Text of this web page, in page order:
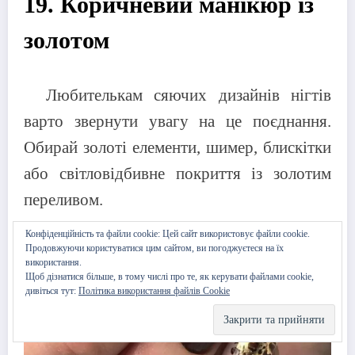
золотом
Любителькам сяючих дизайнів нігтів
варто звернути увагу на це поєднання.
Обирай золоті елементи, шимер, блискітки
або світловідбивне покриття із золотим
переливом.
Конфіденційність та файли cookie: Цей сайт використовує файли cookie.
Продовжуючи користуватися цим сайтом, ви погоджуєтеся на їх
використання.
Щоб дізнатися більше, в тому числі про те, як керувати файлами cookie,
дивіться тут: Політика використання файлів Cookie